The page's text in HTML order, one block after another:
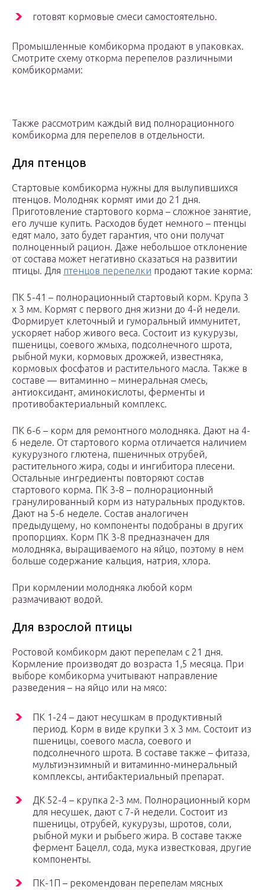
готовят кормовые смеси самостоятельно.
Промышленные комбикорма продают в упаковках.
Смотрите схему откорма перепелов различными
комбикормами:
Также рассмотрим каждый вид полнорационного
комбикорма для перепелов в отдельности.
Для птенцов
Стартовые комбикорма нужны для вылупившихся
птенцов. Молодняк кормят ими до 21 дня.
Приготовление стартового корма – сложное занятие,
его лучше купить. Расходов будет немного – птенцы
едят мало, зато будет гарантия, что они получат
полноценный рацион. Даже небольшое отклонение
от состава может негативно сказаться на развитии
птицы. Для птенцов перепелки продают такие корма:
ПК 5-41 – полнорационный стартовый корм. Крупа 3
х 3 мм. Кормят с первого дня жизни до 4-й недели.
Формирует клеточный и гуморальный иммунитет,
ускоряет набор живого веса. Состоит из кукурузы,
пшеницы, соевого жмыха, подсолнечного шрота,
рыбной муки, кормовых дрожжей, известняка,
кормовых фосфатов и растительного масла. Также в
составе — витаминно – минеральная смесь,
антиоксидант, аминокислоты, ферменты и
противобактериальный комплекс.
ПК 6-6 – корм для ремонтного молодняка. Дают на 4-
6 неделе. От стартового корма отличается наличием
кукурузного глютена, пшеничных отрубей,
растительного жира, соды и ингибитора плесени.
Остальные ингредиенты повторяют состав
стартового корма. ПК 3-8 – полнорационный
гранулированный корм из натуральных продуктов.
Дают на 5-6 неделе. Состав аналогичен
предыдущему, но компоненты подобраны в других
пропорциях. Корм ПК 3-8 предназначен для
молодняка, выращиваемого на яйцо, поэтому в нем
больше содержание кальция, натрия, хлора.
При кормлении молодняка любой корм
размачивают водой.
Для взрослой птицы
Ростовой комбикорм дают перепелам с 21 дня.
Кормление производят до возраста 1,5 месяца. При
выборе комбикорма учитывают направление
разведения – на яйцо или на мясо:
ПК 1-24 – дают несушкам в продуктивный
период. Корм в виде крупки 3 х 3 мм. Состоит из
пшеницы, соевого масла, соевого и
подсолнечного шрота. В составе также – фитаза,
мультиэнзимный и витаминно-минеральный
комплексы, антибактериальный препарат.
ДК 52-4 – крупка 2-3 мм. Полнорационный корм
для несушек, дают с 7-й недели. Состоит из
пшеницы, отрубей, кукурузы, шротов, соли,
рыбной муки и рыбьего жира. В составе также
фермент Бацелл, сода, мука известковая, другие
компоненты.
ПК-1П – рекомендован перепелам мясных